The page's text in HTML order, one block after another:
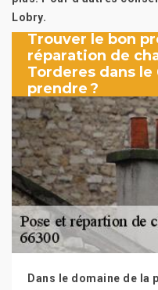
Lobry.
Trouver le bon
réparation de
Torderes dans le
prendre ?
Dans le domaine de la